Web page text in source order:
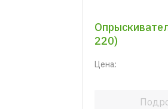
220)
Цена: